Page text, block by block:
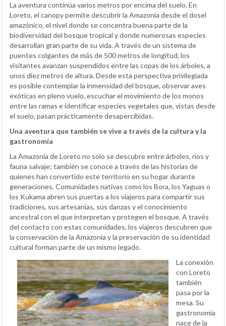
La aventura continúa varios metros por encima del suelo. En
Loreto, el canopy permite descubrir la Amazonía desde el dosel
amazónico, el nivel donde se concentra buena parte de la
biodiversidad del bosque tropical y donde numerosas especies
desarrollan gran parte de su vida. A través de un sistema de
puentes colgantes de más de 500 metros de longitud, los
visitantes avanzan suspendidos entre las copas de los árboles, a
unos diez metros de altura. Desde esta perspectiva privilegiada
es posible contemplar la inmensidad del bosque, observar aves
exóticas en pleno vuelo, escuchar el movimiento de los monos
entre las ramas e identificar especies vegetales que, vistas desde
el suelo, pasan prácticamente desapercibidas.
Una aventura que también se vive a través de la cultura y la
gastronomía
La Amazonía de Loreto no solo se descubre entre árboles, ríos y
fauna salvaje; también se conoce a través de las historias de
quienes han convertido este territorio en su hogar durante
generaciones. Comunidades nativas como los Bora, los Yaguas o
los Kukama abren sus puertas a los viajeros para compartir sus
tradiciones, sus artesanías, sus danzas y el conocimiento
ancestral con el que interpretan y protegen el bosque. A través
del contacto con estas comunidades, los viajeros descubren que
la conservación de la Amazonía y la preservación de su identidad
cultural forman parte de un mismo legado.
La conexión
con Loreto
también
pasa por la
mesa. Su
gastronomía
nace de la